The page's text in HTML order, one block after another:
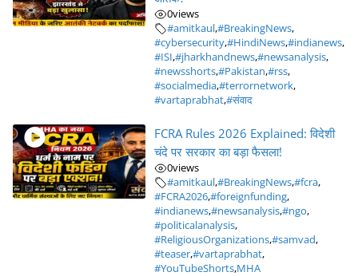
0views
#amitkaul,#BreakingNews,
#cybersecurity,#HindiNews,#indianews,
#ISI,#jharkhandnews,#newsanalysis,
#newsshorts,#Pakistan,#rss,
#socialmedia,#terrornetwork,
#vartaprabhat,#संवाद
FCRA Rules 2026 Explained: विदेशी
चंदे पर सरकार का बड़ा फैसला!
0views
#amitkaul,#BreakingNews,#fcra,
#FCRA2026,#foreignfunding,
#indianews,#newsanalysis,#ngo,
#politicalanalysis,
#ReligiousOrganizations,#samvad,
#teaser,#vartaprabhat,
#YouTubeShorts,MHA